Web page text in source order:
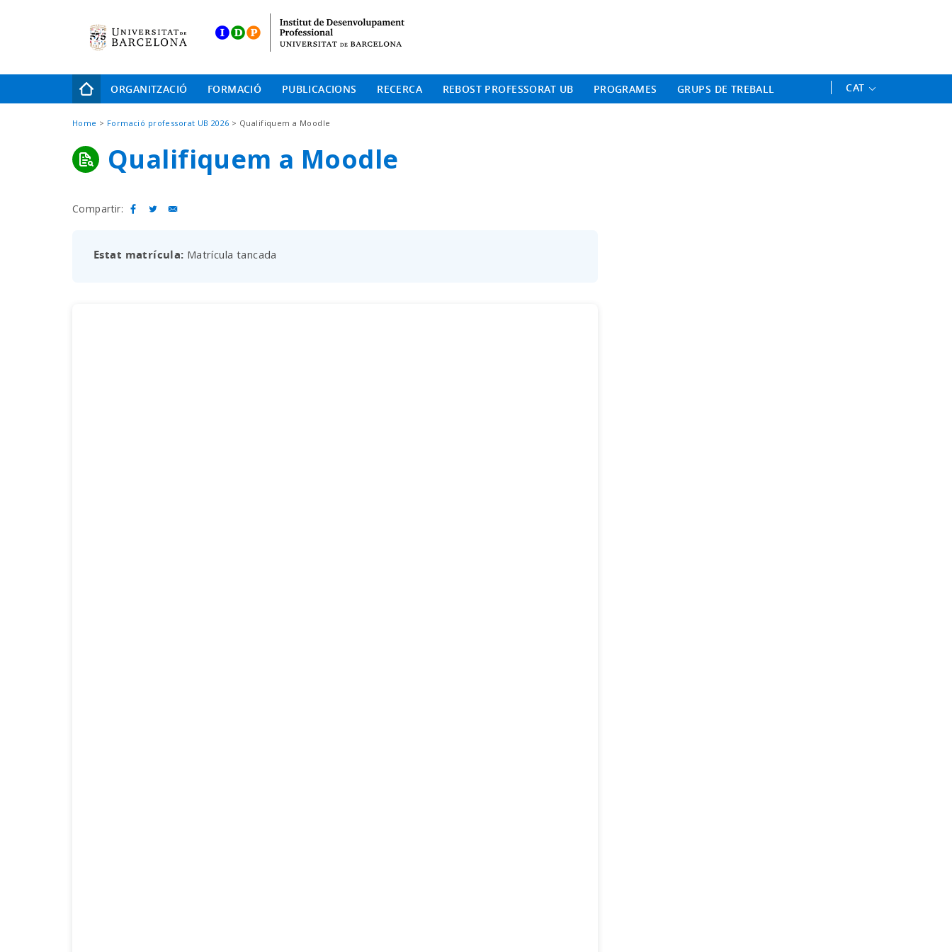
Navegació
principal
ORGANITZACIÓ FORMACIÓ PUBLICACIONS RECERCA REBOST PROFESSORAT UB PROGRAMES GRUPS DE TREBALL CAT
Fil
d'Ariadna
Home Formació professorat UB 2026 Qualifiquem a Moodle
Qualifiquem a Moodle
Compartir:
Estat matrícula Matrícula tancada